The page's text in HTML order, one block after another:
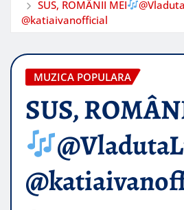
SUS, ROMÂNII MEI
@katiaivanofficial
MUZICA POPULARA
SUS,